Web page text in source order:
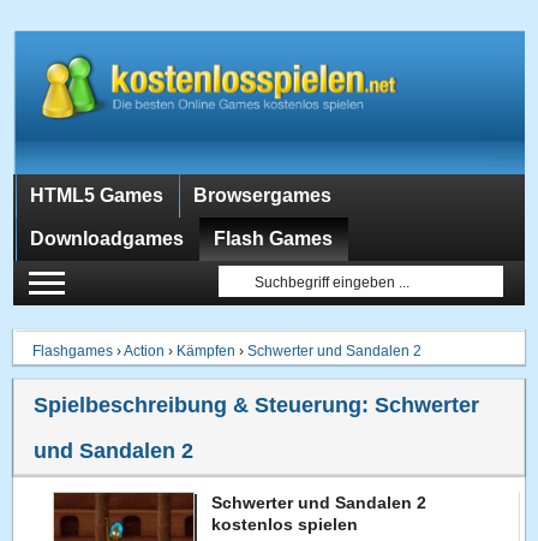
HTML5 Games Browsergames
Downloadgames Flash Games
Flashgames ›Action › Kämpfen ›Schwerter und Sandalen 2
Spielbeschreibung & Steuerung:Schwerter
und Sandalen 2
Schwerter und Sandalen 2
kostenlos spielen